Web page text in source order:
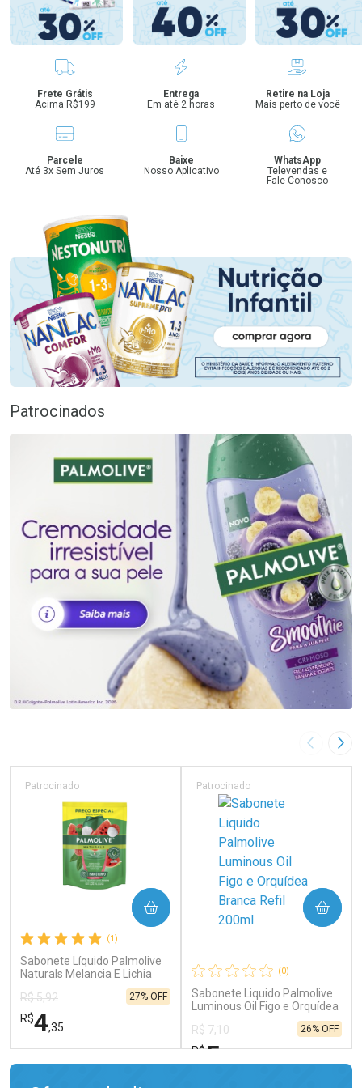
Benefícios
Frete Grátis
Acima R$199
Entrega
Em até 2 horas
Retire na Loja
Mais perto de você
Parcele
Até 3x Sem Juros
Baixe
Nosso Aplicativo
WhatsApp
Televendas e
Fale Conosco
Patrocinados
Imagem
(1)
Sabonete Líquido Palmolive
Naturals Melancia E Lichia
Patrocinado
R$ 5,92
R$4,35
27% OFF
COMPRAR
(0)
Sabonete Liquido Palmolive
Luminous Oil Figo e Orquídea
Patrocinado
R$ 7,10
R$5
26% OFF
COMPRAR